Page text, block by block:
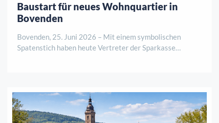
Baustart für neues Wohnquartier in
Bovenden
Bovenden, 25. Juni 2026 – Mit einem symbolischen
Spatenstich haben heute Vertreter der Sparkasse